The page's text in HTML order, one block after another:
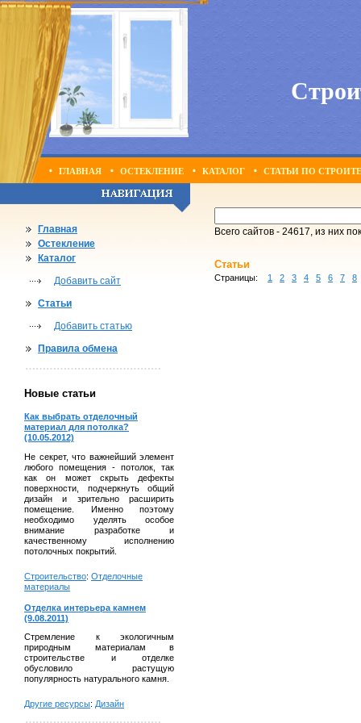
ГЛАВНАЯ ОСТЕКЛЕНИЕ КАТАЛОГ СТАТЬИ ПО
Главная
Остекление
Каталог
Добавить сайт
Статьи
Добавить статью
Правила обмена
Новые статьи
Как выбрать отделочный
материал для потолка?
(10.05.2012)
Не секрет, что важнейший элемент
любого помещения - потолок, так
как он может скрыть дефекты
поверхности, подчеркнуть общий
дизайн и зрительно расширить
помещение. Именно поэтому
необходимо уделять особое
внимание разработке и
качественному исполнению
потолочных покрытий.
Строительство: Отделочные
материалы
Отделка интерьера камнем
(9.08.2011)
Стремление к экологичным
природным материалам в
строительстве и отделке
обусловило растущую
популярность натурального камня.
Другие ресурсы: Дизайн
Всего сайтов - 24617, из них
Статьи
Страницы: 1 2 3 4 5 6 7 8